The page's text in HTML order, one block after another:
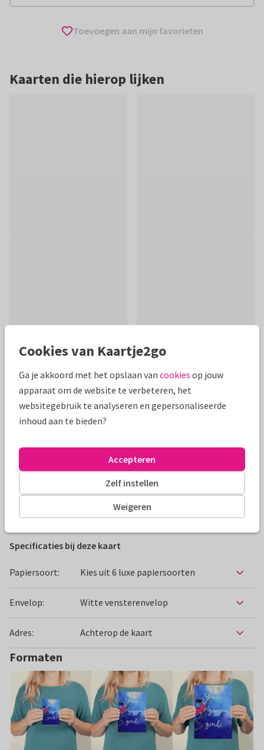
Toevoegen aan mijn favorieten
Kaarten die hierop lijken
Productinformatie
Multi-inzetbare kaart voor je zus, vriendin, nicht, tante,
diploma, rijbewijs. You go girl!
Alle kaarten zijn helemaal naar wens aan te passen
isontwerp
Specificaties bij deze kaart
Papiersoort: Kies uit 6 luxe papiersoorten
Envelop: Witte vensterenvelop
Adres: Achterop de kaart
Formaten
Cookies van Kaartje2go
Ga je akkoord met het opslaan van cookies op jouw
apparaat om de website te verbeteren, het
websitegebruik te analyseren en gepersonaliseerde
inhoud aan te bieden?
Weigeren
Zelf instellen
Accepteren